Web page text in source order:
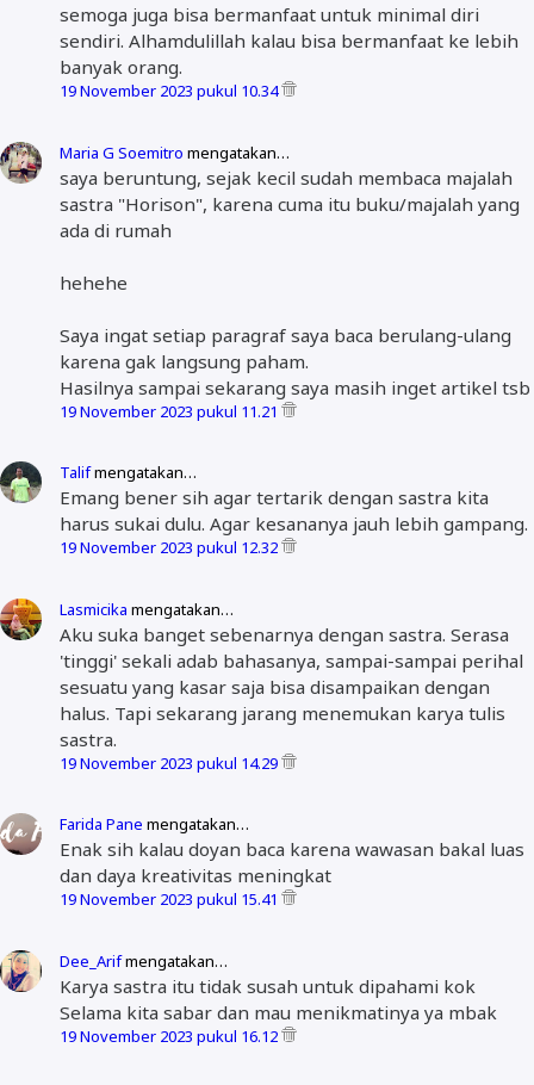
semoga juga bisa bermanfaat untuk minimal diri
sendiri. Alhamdulillah kalau bisa bermanfaat ke lebih
banyak orang.
19 November 2023 pukul 10.34
Maria G Soemitro mengatakan…
saya beruntung, sejak kecil sudah membaca majalah
sastra "Horison", karena cuma itu buku/majalah yang
ada di rumah
hehehe
Saya ingat setiap paragraf saya baca berulang-ulang
karena gak langsung paham.
Hasilnya sampai sekarang saya masih inget artikel tsb
19 November 2023 pukul 11.21
Talifmengatakan…
Emang bener sih agar tertarik dengan sastra kita
harus sukai dulu. Agar kesananya jauh lebih gampang.
19 November 2023 pukul 12.32
Lasmicika mengatakan…
Aku suka banget sebenarnya dengan sastra. Serasa
'tinggi' sekali adab bahasanya, sampai-sampai perihal
sesuatu yang kasar saja bisa disampaikan dengan
halus. Tapi sekarang jarang menemukan karya tulis
sastra.
19 November 2023 pukul 14.29
Farida Pane mengatakan…
Enak sih kalau doyan baca karena wawasan bakal luas
dan daya kreativitas meningkat
19 November 2023 pukul 15.41
Dee_Arifmengatakan…
Karya sastra itu tidak susah untuk dipahami kok
Selama kita sabar dan mau menikmatinya ya mbak
19 November 2023 pukul 16.12